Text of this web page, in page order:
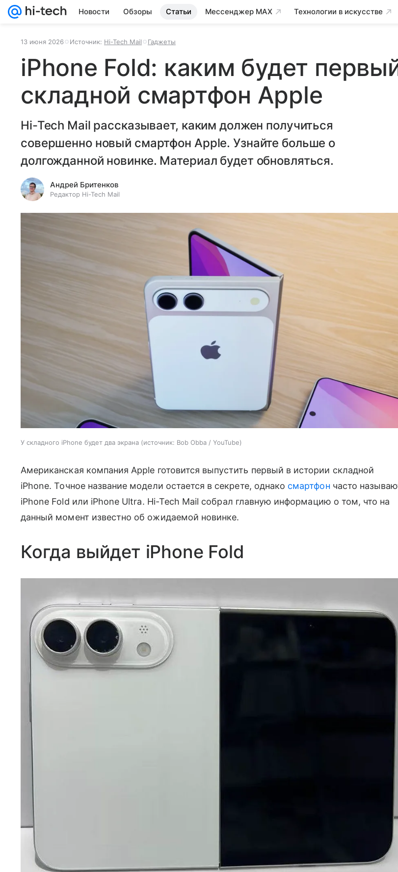
Новости Обзоры Статьи Мессенджер MAX Технологии в искусстве
13 июня 2026 Источник: Hi-Tech Mail Гаджеты
iPhone Fold: каким будет
складной смартфон Apple
Hi-Tech Mail рассказывает, каким должен получиться
совершенно новый смартфон Apple. Узнайте больше о
долгожданной новинке. Материал будет обновляться.
Андрей Бритенков
Редактор Hi-Tech Mail
У складного iPhone будет два экрана источник: Bob Obba / YouTube
Американская компания Apple готовится выпустить первый в истории складной
iPhone. Точное название модели остается в секрете, однако смартфон часто
iPhone Fold или iPhone Ultra. Hi-Tech Mail собрал главную информацию о том, что на
данный момент известно об ожидаемой новинке.
Когда выйдет iPhone Fold